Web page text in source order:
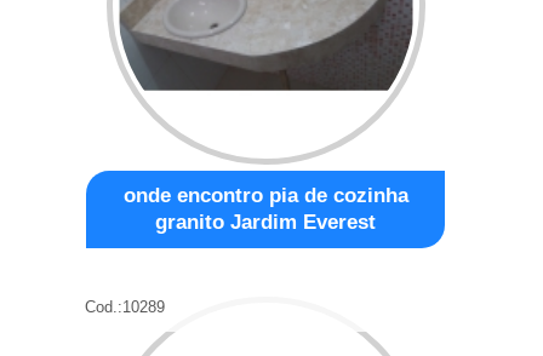
onde encontro pia de cozinha
granito Jardim Everest
Cod.:10289